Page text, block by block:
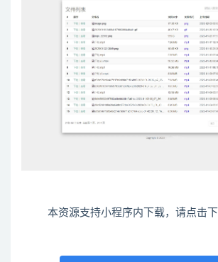
本资源支持小程序内下载，请点击